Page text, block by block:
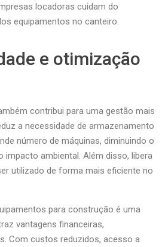
locadoras cuidam do
equipamentos no canteiro.
e otimização
contribui para uma gestão mais
a necessidade de armazenamento
número de máquinas, diminuindo o
impacto ambiental. Além disso, libera
utilizado de forma mais eficiente no
para construção é uma
vantagens financeiras,
Com custos reduzidos, acesso a